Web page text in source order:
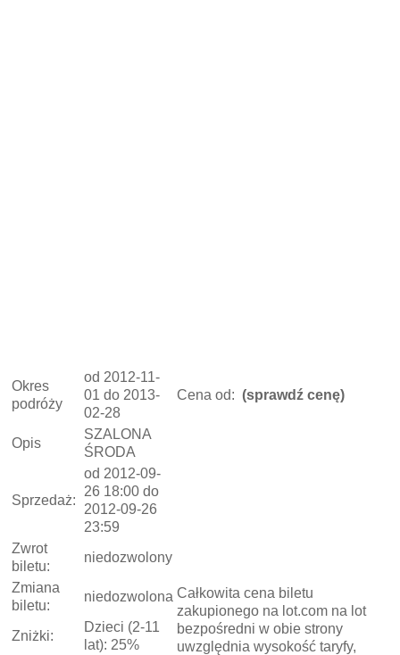
Okres
podróży
od 2012-11-
01 do 2013-
02-28
Cena od: (sprawdź cenę)
Opis
SZALONA
ŚRODA
Całkowita cena biletu
zakupionego na lot.com na lot
bezpośredni w obie strony
uwzględnia wysokość taryfy,
Sprzedaż:
od 2012-09-
26 18:00 do
2012-09-26
23:59
Zwrot
biletu:
niedozwolony
Zmiana
biletu:
niedozwolona
Zniżki:
Dzieci (2-11
lat): 25%